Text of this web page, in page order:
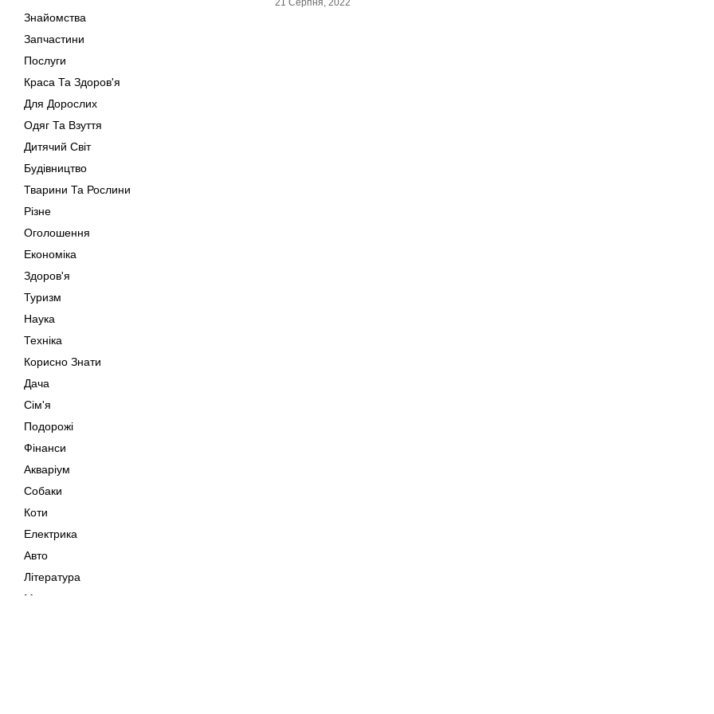
Знайомства
Запчастини
Послуги
Краса Та Здоров'я
Для Дорослих
Одяг Та Взуття
Дитячий Світ
Будівництво
Тварини Та Рослини
Різне
Оголошення
Економіка
Здоров'я
Туризм
Наука
Техніка
Корисно Знати
Дача
Сім'я
Подорожі
Фінанси
Акваріум
Собаки
Коти
Електрика
Авто
Література
Музика
21 Серпня, 2022